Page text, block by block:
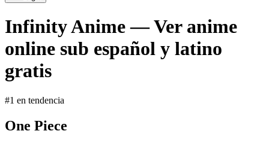
Infinity Anime — Ver anime
online sub español y latino
gratis
#1 en tendencia
One Piece